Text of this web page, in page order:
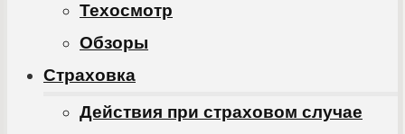
Техосмотр
Обзоры
Cтраховка
Действия при страховом случае